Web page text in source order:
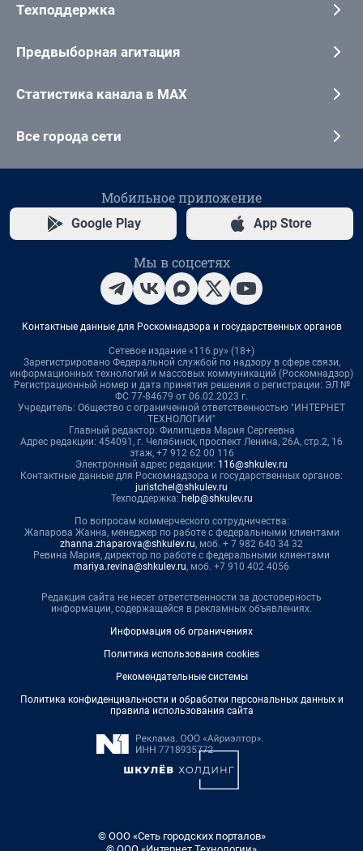
Техподдержка
Предвыборная агитация
Статистика канала в MAX
Все города сети
Мобильное приложение
Google Play App Store
Мы в соцсетях
Контактные данные для Роскомнадзора и государственных органов
Сетевое издание «116.ру» (18+)
Зарегистрировано Федеральной службой по надзору в сфере связи,
информационных технологий и массовых коммуникаций (Роскомнадзор)
Регистрационный номер и дата принятия решения о регистрации: ЭЛ №
ФС 77-84679 от 06.02.2023 г.
Учредитель: Общество с ограниченной ответственностью "ИНТЕРНЕТ
ТЕХНОЛОГИИ"
Главный редактор: Филипцева Мария Сергеевна
Адрес редакции: 454091, г. Челябинск, проспект Ленина, 26А, стр.2, 16
этаж, +7 912 62 00 116
Электронный адрес редакции: 116@shkulev.ru
Контактные данные для Роскомнадзора и государственных органов:
juristchel@shkulev.ru
Техподдержка: help@shkulev.ru
По вопросам коммерческого сотрудничества:
Жапарова Жанна, менеджер по работе с федеральными клиентами
zhanna.zhaparova@shkulev.ru, моб. + 7 982 640 34 32
Ревина Мария, директор по работе с федеральными клиентами
mariya.revina@shkulev.ru, моб. +7 910 402 4056
Редакция сайта не несет ответственности за достоверность
информации, содержащейся в рекламных объявлениях.
Информация об ограничениях
Политика использования cookies
Рекомендательные системы
Политика конфиденциальности и обработки персональных данных и
правила использования сайта
© ООО «Сеть городских порталов»